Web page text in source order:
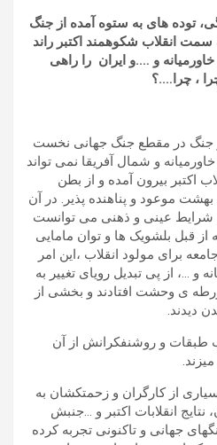
توده های به ستوه آمده از جنگ
انقلاب شکوهمند اکتبر راند
و ….و ایران را راهی
، چرا….؟
جنگ در مقطع جنگ جهانی نخست
و شمال آفریقا نمی تواند
اکتبر بیرون آمده و از بطن
موعود و پناهنده پذیر. در آن
شرایط عینی و ذهنی می توانست
از قبل بلشویک ها و توان مامایی
برای مولود انقلاب ،این امر
…، از پی تبدیل رویای تغییر به
ی وحشت افتادند و بخشی از
دیدند.
طبقات و روشنفکرانش از آن
از کارگران و زحمتکشان به
انقلابات اکتبر و …جنبش
جهانی و تاکنونی تجربه کرده